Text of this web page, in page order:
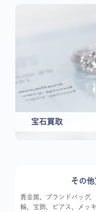
宝石買取
その
貴金属、ブランドバッグ
輪、宝飾、ピアス、メッ